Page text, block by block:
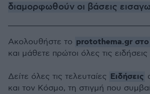
διαμορφωθούν οι βάσεις
Ακολουθήστε το protothema.gr
και μάθετε πρώτοι όλες τις ειδήσεις
Δείτε όλες τις τελευταίες Ειδήσεις
και τον Κόσμο, τη στιγμή που